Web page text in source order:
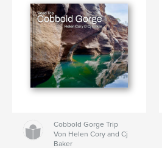
Cobbold Gorge Trip
Von Helen Cory and Cj
Baker